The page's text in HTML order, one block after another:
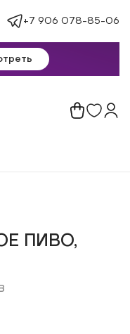
+7 906 078-85-06
ПИВО,